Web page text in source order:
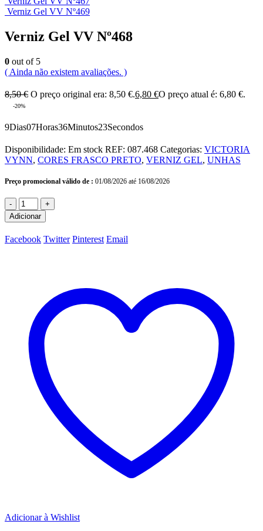
Verniz Gel VV Nº469
Verniz Gel VV Nº468
0 out of 5
( Ainda não existem avaliações. )
8,50€ O preço original era: 8,50 €.6,80 €O preço atual é: 6,80 €.
-20%
9Dias07Horas36Minutos23Secondos
Disponibilidade: Em stock REF: 087.468 Categorias: VICTORIA
VYNN, CORES FRASCO PRETO, VERNIZ GEL, UNHAS
Preço promocional válido de : 01/08/2026 até 16/08/2026
-
+
Adicionar
Facebook Twitter Pinterest Email
Adicionar à Wishlist